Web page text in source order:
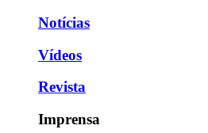
Notícias
Vídeos
Revista
Imprensa